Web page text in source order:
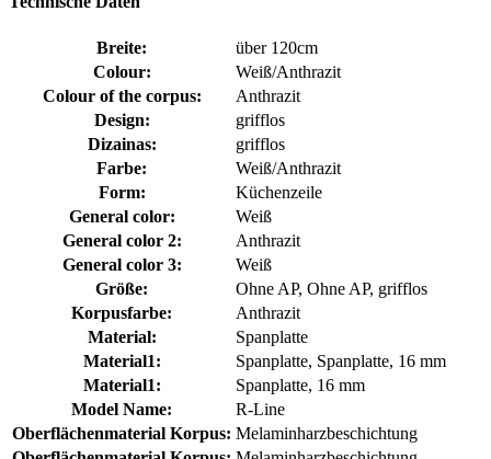
Breite:
über 120cm
Colour:
Weiß/Anthrazit
Colour of the corpus:
Anthrazit
Design:
grifflos
Dizainas:
grifflos
Farbe:
Weiß/Anthrazit
Form:
Küchenzeile
General color:
Weiß
General color 2:
Anthrazit
General color 3:
Weiß
Größe:
Ohne AP, Ohne AP, grifflos
Korpusfarbe:
Anthrazit
Material:
Spanplatte
Material1:
Spanplatte, Spanplatte, 16 mm
Material1:
Spanplatte, 16 mm
Model Name:
R-Line
Oberflächenmaterial Korpus: Melaminharzbeschichtung